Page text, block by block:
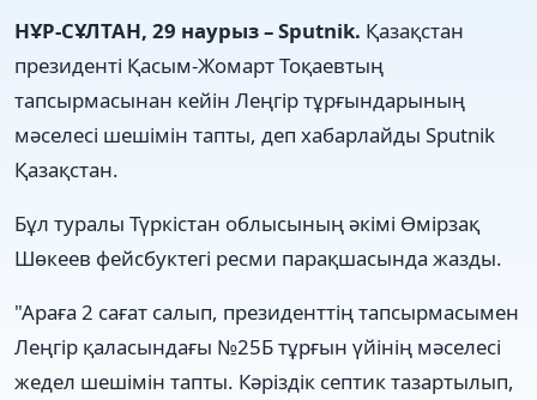
НҰР-СҰЛТАН, 29 наурыз – Sputnik. Қазақстан
президенті Қасым-Жомарт Тоқаевтың
тапсырмасынан кейін Леңгір тұрғындарының
мәселесі шешімін тапты, деп хабарлайды Sputnik
Қазақстан.
Бұл туралы Түркістан облысының әкімі Өмірзақ
Шөкеев фейсбуктегі ресми парақшасында жазды.
"Араға 2 сағат салып, президенттің тапсырмасымен
Леңгір қаласындағы №25Б тұрғын үйінің мәселесі
жедел шешімін тапты. Кәріздік септик тазартылып,